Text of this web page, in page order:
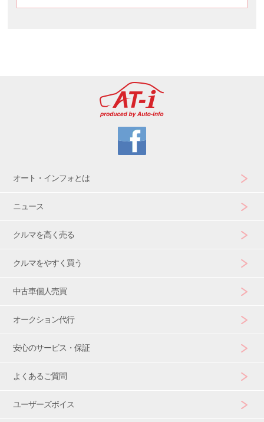
オート・インフォとは
ニュース
クルマを高く売る
クルマをやすく買う
中古車個人売買
オークション代行
安心のサービス・保証
よくあるご質問
ユーザーズボイス